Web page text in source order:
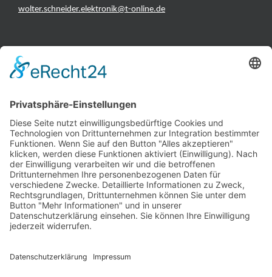
wolter.schneider.elektronik@t-online.de
INFORMATIONEN
Fehlerliste
Impressum
Datenschutzerklärung
AGB